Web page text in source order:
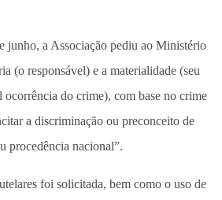
junho, a Associação pediu ao Ministério
(o responsável) e a materialidade (seu
ocorrência do crime), com base no crime
a discriminação ou preconceito de
procedência nacional”.
foi solicitada, bem como o uso de